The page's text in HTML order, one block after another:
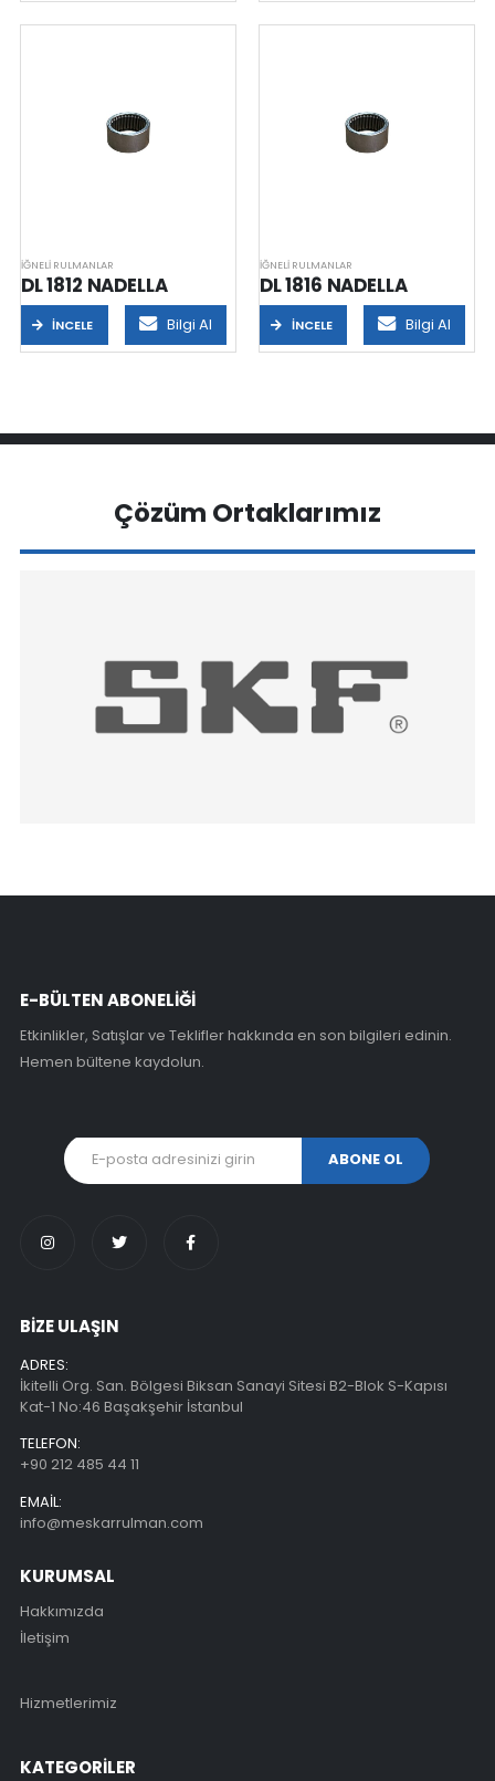
İĞNELI RULMANLAR
DL 1812 NADELLA
İNCELE Bilgi Al
İĞNELI RULMANLAR
DL 1816 NADELLA
İNCELE Bilgi Al
Çözüm Ortaklarımız
E-BÜLTEN ABONELİĞİ
Etkinlikler, Satışlar ve Teklifler hakkında en son bilgileri edinin.
Hemen bültene kaydolun.
BİZE ULAŞIN
ADRES:
İkitelli Org. San. Bölgesi Biksan Sanayi Sitesi B2-Blok S-Kapısı
Kat-1 No:46 Başakşehir İstanbul
TELEFON:
+90 212 485 44 11
EMAIL:
info@meskarrulman.com
KURUMSAL
Hakkımızda
İletişim
Hizmetlerimiz
KATEGORİLER